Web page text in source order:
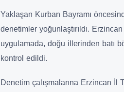
Yaklaşan Kurban Bayramı
denetimler yoğunlaştırıldı.
uygulamada, doğu illerinden batı
kontrol edildi.
Denetim çalışmalarına Erzincan İl